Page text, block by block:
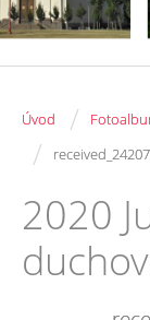
Úvod /
/
2020